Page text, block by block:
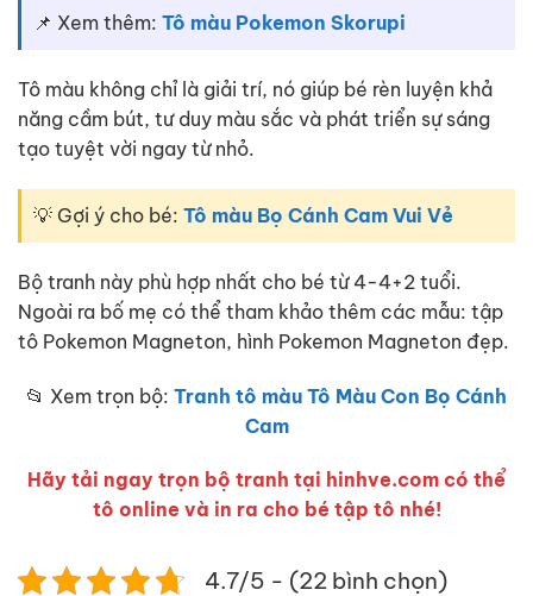
📌 Xem thêm: Tô màu Pokemon Skorupi
Tô màu không chỉ là giải trí, nó giúp bé rèn luyện khả
năng cầm bút, tư duy màu sắc và phát triển sự sáng
tạo tuyệt vời ngay từ nhỏ.
💡 Gợi ý cho bé: Tô màu Bọ Cánh Cam Vui Vẻ
Bộ tranh này phù hợp nhất cho bé từ 4-4+2 tuổi.
Ngoài ra bố mẹ có thể tham khảo thêm các mẫu: tập
tô Pokemon Magneton, hình Pokemon Magneton đẹp.
📂 Xem trọn bộ: Tranh tô màu Tô Màu Con Bọ Cánh
Cam
Hãy tải ngay trọn bộ tranh tại hinhve.com có thể
tô online và in ra cho bé tập tô nhé!
4.7/5 - (22 bình chọn)